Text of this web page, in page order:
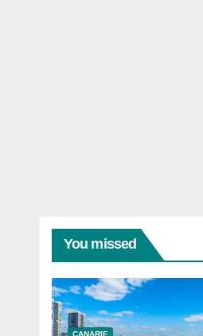
You missed
CANARIE